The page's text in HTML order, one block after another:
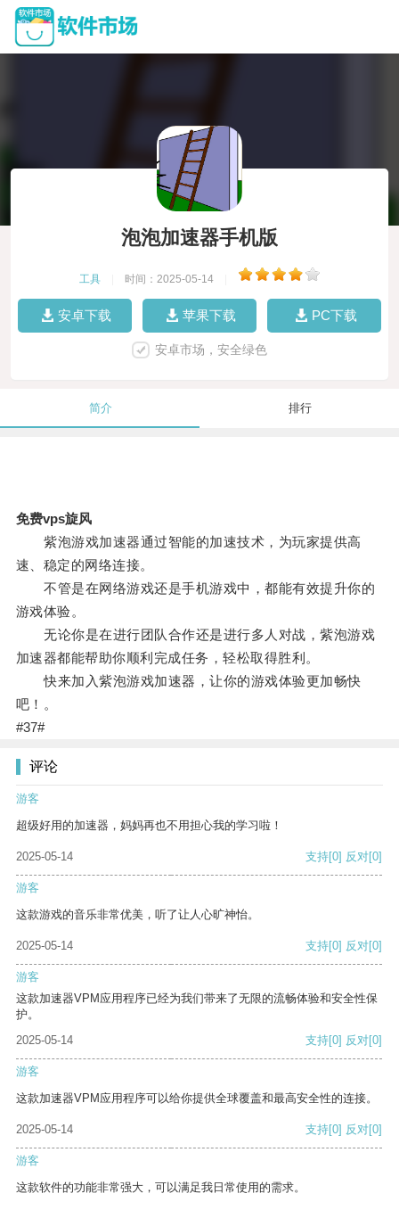
泡泡加速器手机版
工具 时间：2025-05-14
安卓下载 苹果下载 PC下载
安卓市场，安全绿色
简介 排行
免费vps旋风
紫泡游戏加速器通过智能的加速技术，为玩家提供高
速、稳定的网络连接。
不管是在网络游戏还是手机游戏中，都能有效提升你的
游戏体验。
无论你是在进行团队合作还是进行多人对战，紫泡游戏
加速器都能帮助你顺利完成任务，轻松取得胜利。
快来加入紫泡游戏加速器，让你的游戏体验更加畅快
吧！。
#37#
评论
游客
超级好用的加速器，妈妈再也不用担心我的学习啦！
2025-05-14 支持[0] 反对[0]
游客
这款游戏的音乐非常优美，听了让人心旷神怡。
2025-05-14 支持[0] 反对[0]
游客
这款加速器VPM应用程序已经为我们带来了无限的流畅体验和安全性保
护。
2025-05-14
支持[0] 反对[0]
游客
这款加速器VPM应用程序可以给你提供全球覆盖和最高安全性的连接。
2025-05-14 支持[0] 反对[0]
游客
这款软件的功能非常强大，可以满足我日常使用的需求。